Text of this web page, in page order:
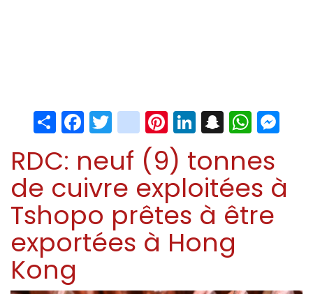
ShareFacebook
Twitter
instagram
Pinterest
LinkedIn
Snapchat
RDC: neuf (9) tonnes
de cuivre exploitées à
Tshopo prêtes à être
exportées à Hong
Kong